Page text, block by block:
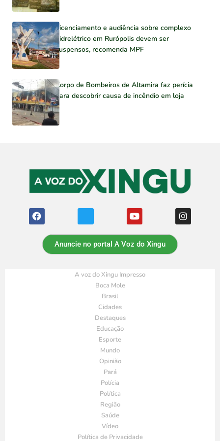
Licenciamento e audiência sobre complexo
hidrelétrico em Rurópolis devem ser
suspensos, recomenda MPF
Corpo de Bombeiros de Altamira faz perícia
para descobrir causa de incêndio em loja
Anuncie no portal A Voz do Xingu
A voz do Xingu Impresso
Boca Mole
Brasil
Cidades
Destaques
Educação
Esporte
Mundo
Opinião
Pará
Polícia
Política
Região
Saúde
Vídeo
Política de Privacidade